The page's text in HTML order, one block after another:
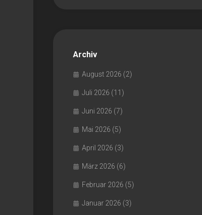
Archiv
August 2026 (2)
Juli 2026 (11)
Juni 2026 (7)
Mai 2026 (5)
April 2026 (3)
März 2026 (6)
Februar 2026 (5)
Januar 2026 (3)